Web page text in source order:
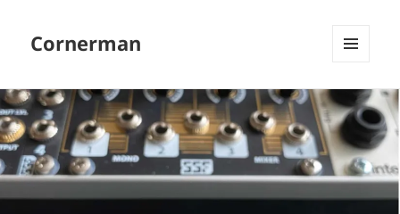
Cornerman
WIDGETS